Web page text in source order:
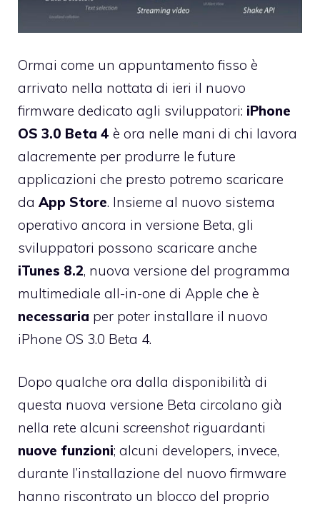
Ormai come un appuntamento fisso è
arrivato nella nottata di ieri il nuovo
firmware dedicato agli sviluppatori: iPhone
OS 3.0 Beta 4 è ora nelle mani di chi lavora
alacremente per produrre le future
applicazioni che presto potremo scaricare
da App Store. Insieme al nuovo sistema
operativo ancora in versione Beta, gli
sviluppatori possono scaricare anche
iTunes 8.2, nuova versione del programma
multimediale all-in-one di Apple che è
necessaria per poter installare il nuovo
iPhone OS 3.0 Beta 4.
Dopo qualche ora dalla disponibilità di
questa nuova versione Beta circolano già
nella rete alcuni screenshotriguardanti
nuove funzioni; alcuni developers, invece,
durante l’installazione del nuovo firmware
hanno riscontrato un blocco del proprio